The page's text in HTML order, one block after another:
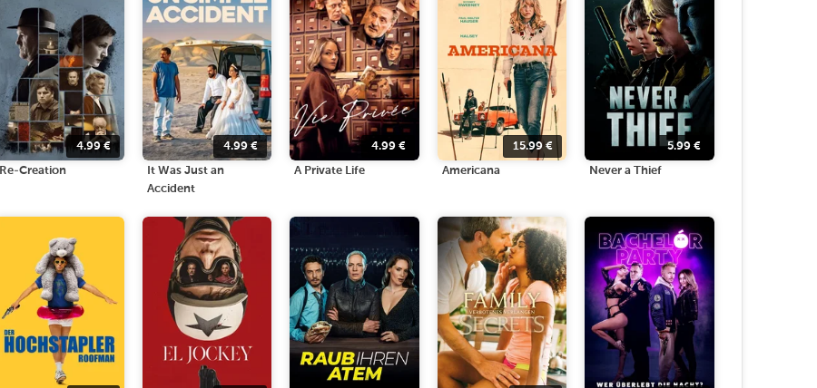
4.99€
Re-Creation
4.99 €
It Was Just an
Accident
4.99€
A Private Life
15.99€
Americana
5.99€
Never a Thief